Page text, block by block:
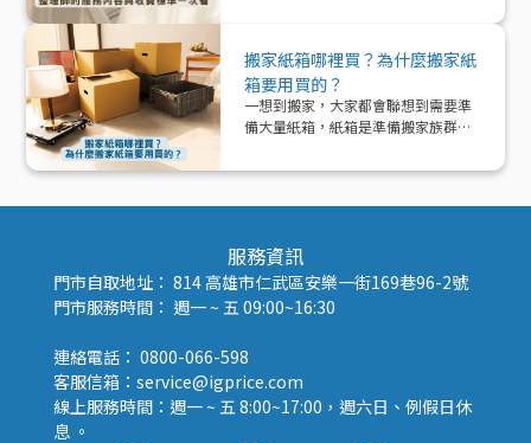
一次解析！
搬家紙箱哪裡買？為什麼搬家紙
箱要用買的？
一想到搬家，大家都會聯想到需要準
備大量紙箱，紙箱是準備搬家族群的
服務資訊
門市自取地址： 814 高雄市仁武區安樂一街169巷96-2號
門市服務時間： 週一 ~ 五 09:00~16:30
連絡電話： 0800-066-598
客服信箱：service@igprice.com
線上服務時間：週一 ~ 五 8:00~17:00，週六日、例假日休
息 。